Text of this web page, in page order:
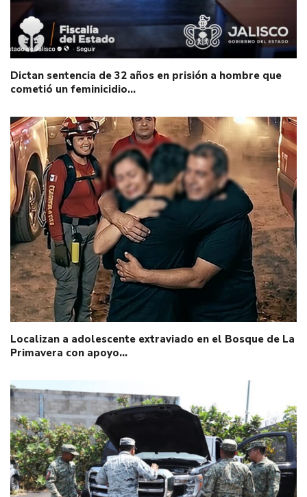
Dictan sentencia de 32 años en prisión a hombre que
cometió un feminicidio…
Localizan a adolescente extraviado en el Bosque de La
Primavera con apoyo…